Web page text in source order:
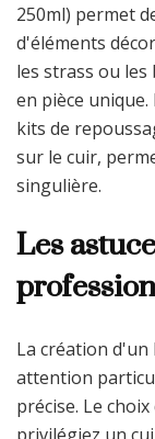
250ml) permet
d'éléments
les strass ou
en pièce
kits de
sur le cuir,
singulière.
Les
La création d'un
attention
précise. Le